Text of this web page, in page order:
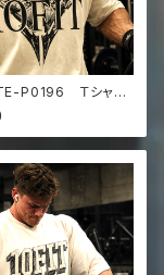
TE-P0196 Ｔシャ
ング 筋トレ 10F
ザイン Oversize
shirt